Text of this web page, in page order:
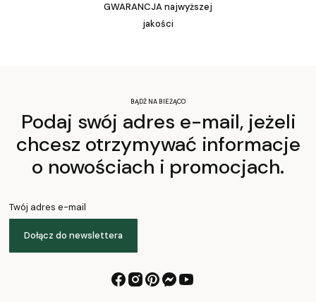
GWARANCJA najwyższej
jakości
BĄDŹ NA BIEŻĄCO
Podaj swój adres e-mail, jeżeli
chcesz otrzymywać informacje
o nowościach i promocjach.
Twój adres e-mail
Dołącz do newslettera